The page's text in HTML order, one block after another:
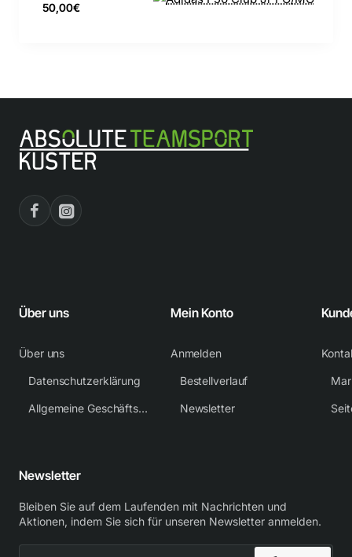
50,00€
Über uns
Über uns
Datenschutzerklärung
Allgemeine Geschäftsbedingungen
Mein Konto
Anmelden
Bestellverlauf
Newsletter
Newsletter
Bleiben Sie auf dem Laufenden mit Nachrichten und
Aktionen, indem Sie sich für unseren Newsletter anmelden.